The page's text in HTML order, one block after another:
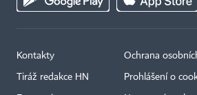
Kontakty
Tiráž redakce HN
Ochrana
Prohlášení o